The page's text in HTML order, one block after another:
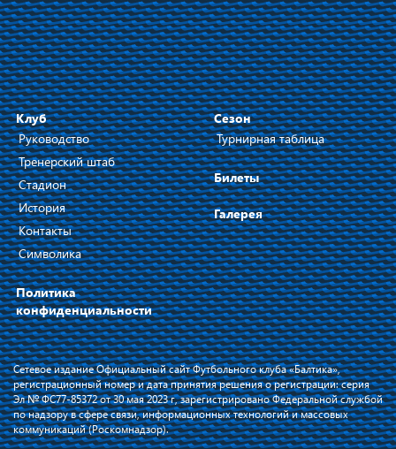
Клуб
Руководство
Тренерский штаб
Стадион
История
Контакты
Символика
Политика
конфиденциальности
Сезон
Турнирная таблица
Билеты
Галерея
Сетевое издание Официальный сайт Футбольного клуба «Балтика»,
регистрационный номер и дата принятия решения о регистрации: серия
Эл № ФС77-85372 от 30 мая 2023 г, зарегистрировано Федеральной службой
по надзору в сфере связи, информационных технологий и массовых
коммуникаций (Роскомнадзор).